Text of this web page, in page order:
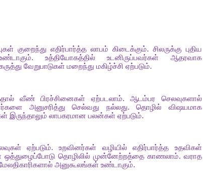
குறைந்து எதிர்பார்த்த லாபம் கிடைக்கும். சிலருக்கு புதிய
.உத்தியோகத்தில் உடனிருப்பவர்கள்
ஆதரவாக
வேறுபாடுகள் மறைந்து மகிழ்ச்சி ஏற்படும்.
வீண் பிரச்சினைகள் ஏற்படலாம்.ஆடம்பர
செலவுகளால்
அனுசரித்து செல்வது நல்லது. தொழில்
விஷயமாக
இருந்தாலும் லாபகரமான பலன்கள் ஏற்படும்.
ஏற்படும்.உறவினர்கள் வழியில் எதிர்பார்த்த
உதவிகள்
ஒத்துழைப்போடு தொழிலில் முன்னேற்றத்தை காணலாம். வராத
அனுகூலங்கள் உண்டாகும்.